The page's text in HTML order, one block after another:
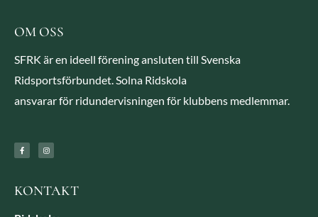
OM OSS
SFRK är en ideell förening ansluten till Svenska
Ridsportsförbundet. Solna Ridskola
ansvarar för ridundervisningen för klubbens medlemmar.
KONTAKT